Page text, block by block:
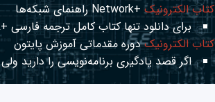
کتاب الکترونیک +Network راهنمای شبکه‌ها
برای دانلود تنها کتاب کامل ترجمه فارسی +Network
کتاب الکترونیکدوره مقدماتی آموزش پایتون
اگر قصد یادگیری برنامه‌نویسی را دارید